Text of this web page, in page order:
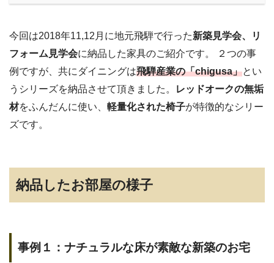
今回は2018年11,12月に地元飛騨で行った新築見学会、リ
フォーム見学会に納品した家具のご紹介です。 ２つの事
例ですが、共にダイニングは飛騨産業の「chigusa」とい
うシリーズを納品させて頂きました。
レッドオークの無垢
材をふんだんに使い、 軽量化された椅子が特徴的なシリー
ズです。
納品したお部屋の様子
事例１：ナチュラルな床が素敵な新築のお宅